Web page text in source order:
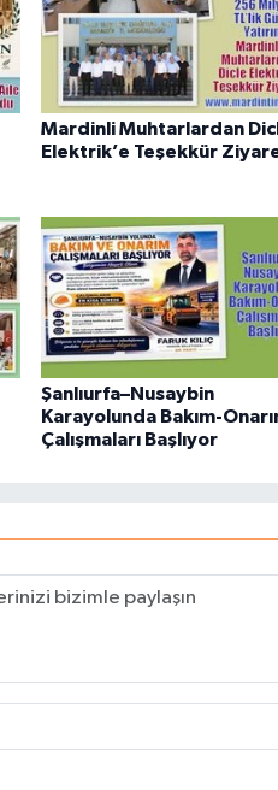
Mardinli Muhtarlardan
Elektrik’e Teşekkür
Şanlıurfa–Nusaybin
Karayolunda Bakım-
Çalışmaları Başlıyor